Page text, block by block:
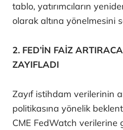
tablo, yatırımcıların
olarak altına yönelmesini
2. FED’İN FAİZ
ZAYIFLADI
Zayıf istihdam verilerinin
politikasına yönelik
CME FedWatch verilerine